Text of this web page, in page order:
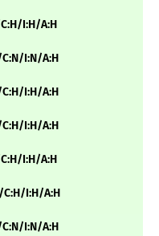
I:H/A:H
I:N/A:H
I:H/A:H
I:H/A:H
I:H/A:H
C:H/I:H/A:H
I:N/A:H